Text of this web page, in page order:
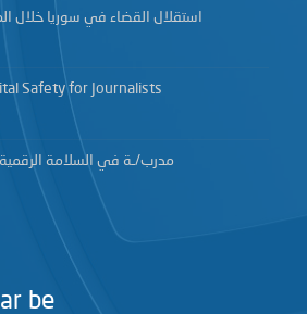
استقلال القضاء في سوريا خلال
Safety for Journalists
مدرب/ـة في السلامة
be